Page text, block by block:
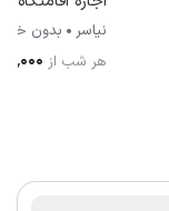
نیاسر
بدون
هر شب از